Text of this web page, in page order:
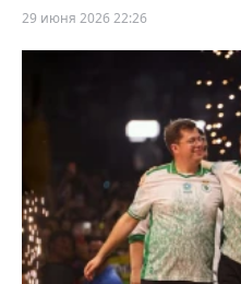
29 июня 2026 22:26